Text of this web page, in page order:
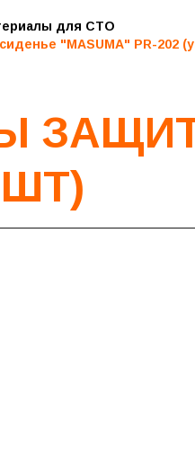
для СТО
"MASUMA" PR-202